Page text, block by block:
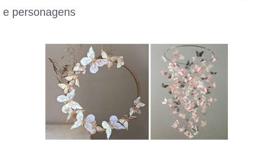
e personagens